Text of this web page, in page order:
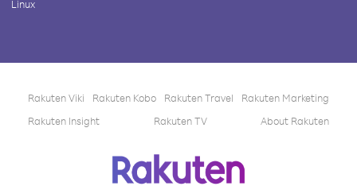
Linux
Rakuten Viki Rakuten Kobo Rakuten Travel
Rakuten Marketing
Rakuten Insight
Rakuten TV About Rakuten